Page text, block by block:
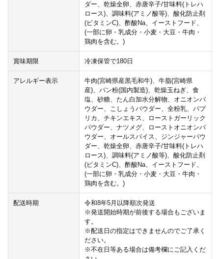
ダー、乾燥全卵、赤唐辛子/甘味料(トレハ
ロース)、調味料(アミノ酸等)、酸化防止剤
(ビタミンC)、酢酸Na、イーストフード、
(一部に卵・乳成分・小麦・大豆・牛肉・
鶏肉を含む。)
賞味期限 冷凍保管で180日
アレルギー表示
牛肉(宮崎県産黒毛和牛)、牛脂(宮崎県
産)、パン粉(国内製造)、乾燥玉ねぎ、食
塩、砂糖、たん白加水分解物、オニオンパ
ウダー、こしょうパウダー、全粉乳、パプ
リカ、チキンエキス、ローストガーリック
パウダー、ナツメグ、ローストオニオンパ
ウダー、オールスパイス、ジンジャーパウ
ダー、乾燥全卵、赤唐辛子/甘味料(トレハ
ロース)、調味料(アミノ酸等)、酸化防止剤
(ビタミンC)、酢酸Na、イーストフード、
(一部に卵・乳成分・小麦・大豆・牛肉・
鶏肉を含む。)
配送時期
令和8年5月以降順次発送
※発送開始時期が前後する場合もございま
す。
※配送日の指定はできませんのでご了承く
ださい。
※不在日等ある場合は備考欄にご記入くだ